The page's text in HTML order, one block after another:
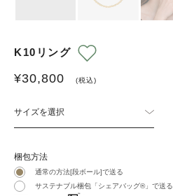
K10リング
¥30,800 (税込)
サイズを選択
梱包方法
通常の方法[段ボール]で送る
サステナブル梱包「シェアバッグ®︎」で送る